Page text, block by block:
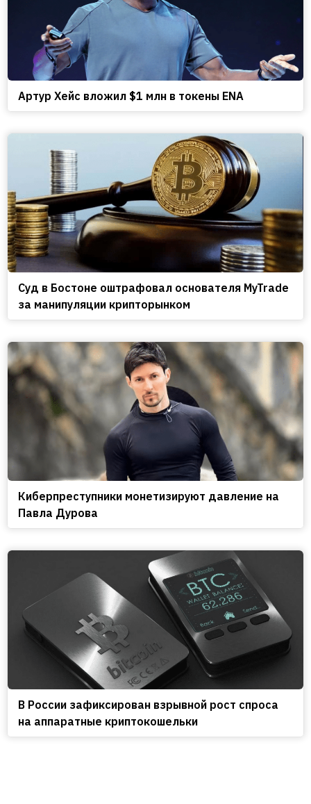
Артур Хейс вложил $1 млн в токены ENA
Cуд в Бостоне оштрафовал основателя MyTrade
за манипуляции крипторынком
Киберпреступники монетизируют давление на
Павла Дурова
В России зафиксирован взрывной рост спроса
на аппаратные криптокошельки